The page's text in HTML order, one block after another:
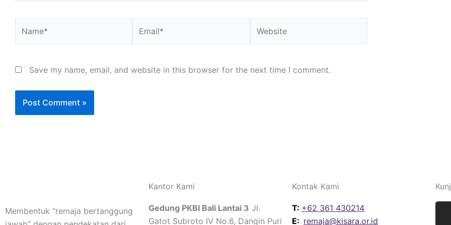
Save my name, email, and website in this browser for the next time I comment.
Membentuk “remaja bertanggung
Kantor Kami
Gedung PKBI Bali Lantai 3 Jl.
Gatot Subroto IV No.6, Dangin Puri
Kontak Kami
T: +62 361 430214
E: remaja@kisara.or.id